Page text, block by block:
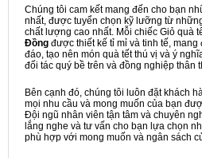
Chúng tôi cam kết mang đến cho bạn
nhất, được tuyển chọn kỹ lưỡng từ
chất lượng cao nhất. Mỗi chiếc Giỏ quà
Đồng được thiết kế tỉ mỉ và tinh tế, mang
đáo, tạo nên món quà tết thú vị và ý
đối tác quý bề trên và đồng nghiệp thân
Bên cạnh đó, chúng tôi luôn đặt khách
mọi nhu cầu và mong muốn của bạn
Đội ngũ nhân viên tận tâm và chuyên
lắng nghe và tư vấn cho bạn lựa chọn
phù hợp với mong muốn và ngân sách